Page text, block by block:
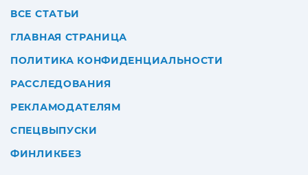
ВСЕ СТАТЬИ
ГЛАВНАЯ СТРАНИЦА
ПОЛИТИКА КОНФИДЕНЦИАЛЬНОСТИ
РАССЛЕДОВАНИЯ
РЕКЛАМОДАТЕЛЯМ
СПЕЦВЫПУСКИ
ФИНЛИКБЕЗ